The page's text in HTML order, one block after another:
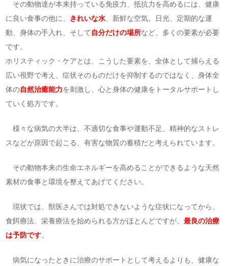
その動物達が本来持っている免疫力、抵抗力を高めるには、健康
に良い食事の他に、
きれいな水、新鮮な空気、日光、定期的な運
動、身体の手入れ、そして 自分だけの場所など、多くの要素が必要
です。
ホリスティック・ケアとは、こうした要素を、全体として捕らえる
広い視野で考え、症状そのものだけを抑制するのではなく、身体全
体の自然治癒能力を刺激し、心と身体の健康をトータルサポートし
ていく処方です。
様々な病気の大半は、不適切な食事や運動不足、精神的なストレ
スなどが原因で起こる、有害な物質の蓄積だと考えられています。
その動物本来の生命エネルギーを高めることができるような天然
素材の食事と環境を整えてあげてください。
現状では、獣医さんでは対処できないような症状になってから、
食餌療法、栄養療法を始められる方がほとんどですが、 最良の治療
は予防です。
病気になったときに治療のサポートとして考えるよりも、健康な